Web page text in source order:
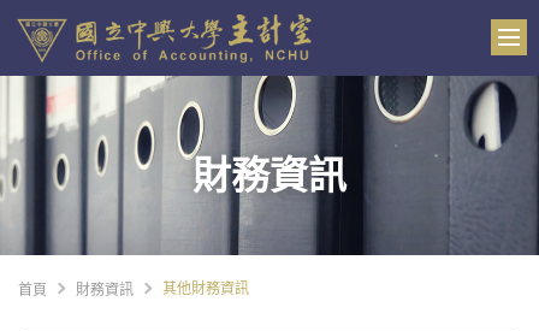
財務資訊
首頁 財務資訊 其他財務資訊